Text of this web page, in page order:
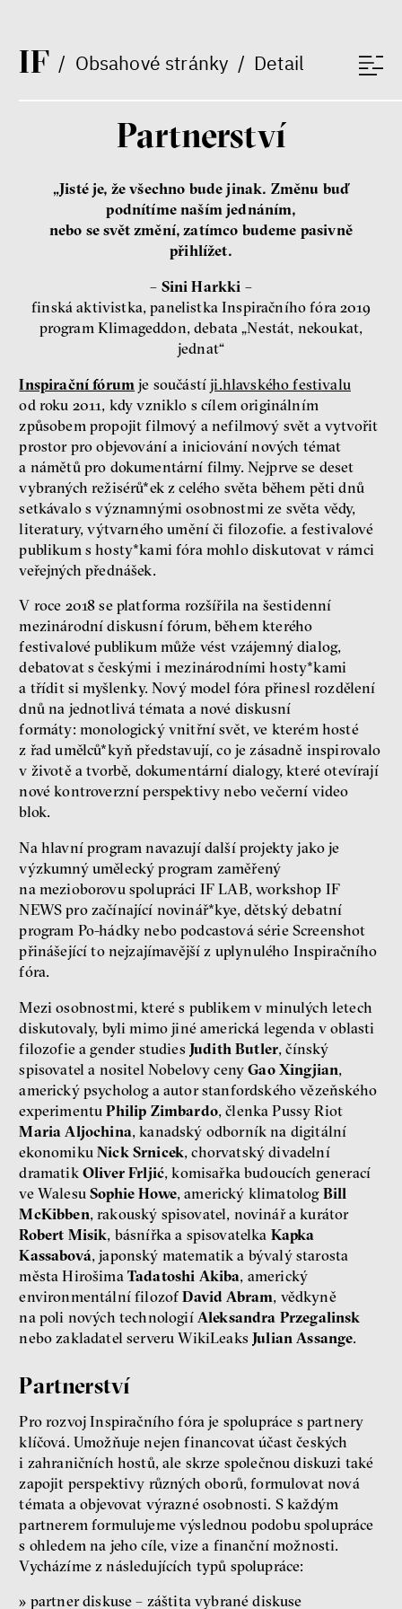
IF/ Obsahové stránky / Detail
Partnerství
„Jisté je, že všechno bude jinak. Změnu buď
podnítíme naším jednáním,
nebo se svět změní, zatímco budeme pasivně
přihlížet.
– Sini Harkki –
finská aktivistka, panelistka Inspiračního fóra 2019
program Klimageddon, debata „Nestát, nekoukat,
jednat“
Inspirační fórum je součástíji.hlavského festivalu
od roku 2011, kdy vzniklo s cílem originálním
způsobem propojit filmový a nefilmový svět a vytvořit
prostor pro objevování a iniciování nových témat
a námětů pro dokumentární filmy. Nejprve se deset
vybraných režisérů*ek z celého světa během pěti dnů
setkávalo s významnými osobnostmi ze světa vědy,
literatury, výtvarného umění či filozofie. a festivalové
publikum s hosty*kami fóra mohlo diskutovat v rámci
veřejných přednášek.
V roce 2018 se platforma rozšířila na šestidenní
mezinárodní diskusní fórum, během kterého
festivalové publikum může vést vzájemný dialog,
debatovat s českými i mezinárodními hosty*kami
a třídit si myšlenky. Nový model fóra přinesl rozdělení
dnů na jednotlivá témata a nové diskusní
formáty: monologický vnitřní svět, ve kterém hosté
z řad umělců*kyň představují, co je zásadně inspirovalo
v životě a tvorbě, dokumentární dialogy, které otevírají
nové kontroverzní perspektivy nebo večerní video
blok.
Na hlavní program navazují další projekty jako je
výzkumný umělecký program zaměřený
na mezioborovu spolupráci IF LAB, workshop IF
NEWS pro začínající novinář*kye, dětský debatní
program Po-hádky nebo podcastová série Screenshot
přinášející to nejzajímavější z uplynulého Inspiračního
fóra.
Mezi osobnostmi, které s publikem v minulých letech
diskutovaly, byli mimo jiné americká legenda v oblasti
filozofie a gender studies Judith Butler, čínský
spisovatel a nositel Nobelovy cenyGao Xingjian,
americký psycholog a autor stanfordského vězeňského
experimentuPhilip Zimbardo, členka Pussy Riot
Maria Aljochina, kanadský odborník na digitální
ekonomikuNick Srnicek, chorvatský divadelní
dramatik Oliver Frljić, komisařka budoucích generací
ve WalesuSophie Howe, americký klimatolog Bill
McKibben, rakouský spisovatel, novinář a kurátor
Robert Misik, básnířka a spisovatelka Kapka
Kassabová, japonský matematik a bývalý starosta
města Hirošima Tadatoshi Akiba, americký
environmentální filozofDavid Abram, vědkyně
na poli nových technologií Aleksandra Przegalinsk
nebo zakladatel serveru WikiLeaksJulian Assange.
Partnerství
Pro rozvoj Inspiračního fóra je spolupráce s partnery
klíčová. Umožňuje nejen financovat účast českých
i zahraničních hostů, ale skrze společnou diskuzi také
zapojit perspektivy různých oborů, formulovat nová
témata a objevovat výrazné osobnosti. S každým
partnerem formulujeme výslednou podobu spolupráce
s ohledem na jeho cíle, vize a finanční možnosti.
Vycházíme z následujících typů spolupráce:
» partner diskuse – záštita vybrané diskuse